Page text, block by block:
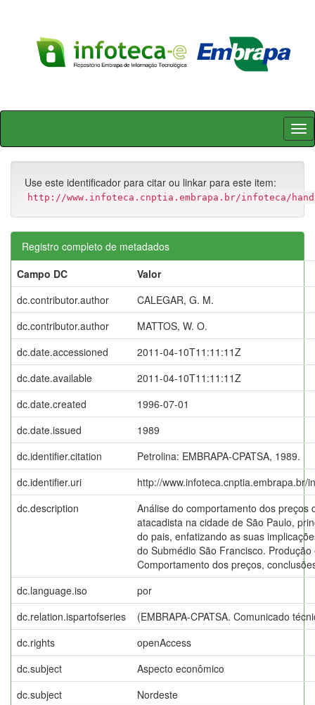
Skip
Use este identificador para citar ou linkar para este item:
http://www.infoteca.cnptia.embrapa.br/infoteca/
Registro completo de metadados
Campo DC
Valor
dc.contributor.author
CALEGAR, G. M.
dc.contributor.author
MATTOS, W. O.
dc.date.accessioned
2011-04-10T11:11:11Z
dc.date.available
2011-04-10T11:11:11Z
dc.date.created
1996-07-01
dc.date.issued
1989
dc.identifier.citation
Petrolina: EMBRAPA-CPATSA, 1989.
dc.identifier.uri
http://www.infoteca.cnptia.embrapa.br/
dc.description
Análise do comportamento dos preços
atacadista na cidade de São Paulo,
do pais, enfatizando as suas
do Submédio São Francisco.
Comportamento dos preços,
dc.language.iso
por
dc.relation.ispartofseries
(EMBRAPA-CPATSA. Comunicado
dc.rights
openAccess
dc.subject
Aspecto econômico
dc.subject
Nordeste